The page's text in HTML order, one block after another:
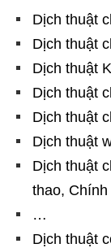
Dịch thuật
Dịch thuật
Dịch thuật
Dịch thuật
Dịch thuật
Dịch thuật
Dịch thuật
thao, Chính
…
Dịch thuật